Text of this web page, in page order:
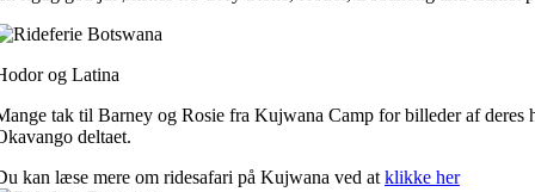
og Latina
tak til Barney og Rosie fra Kujwana Camp for billeder af deres
deltaet.
kan læse mere om ridesafari på Kujwana ved at klikke her